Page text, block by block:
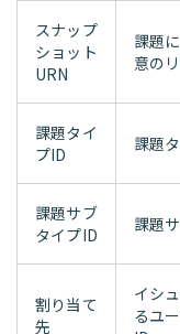
スナップ
ショット
URN
課題
意の
課題タイ
プID
課題
課題サブ
タイプID
課題
割り当て
先
イシ
るユ